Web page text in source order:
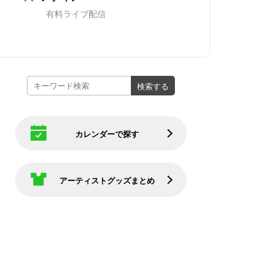
有料ライブ配信
カレンダーで探す
アーティストグッズまとめ